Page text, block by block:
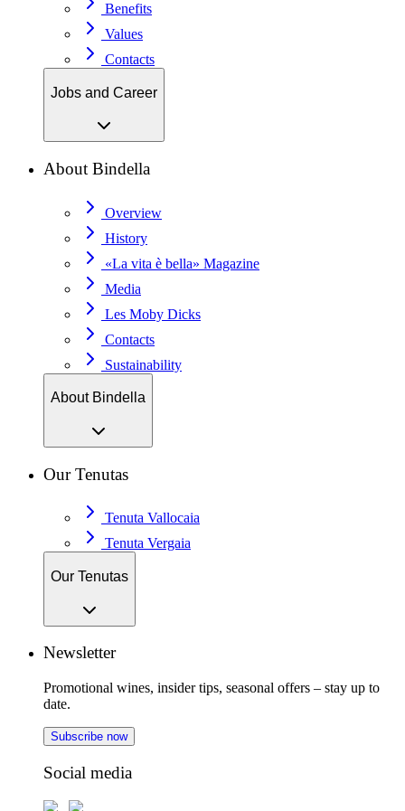
Benefits
Values
Contacts
Jobs and Career
About Bindella
Overview
History
«La vita è bella» Magazine
Media
Les Moby Dicks
Contacts
Sustainability
About Bindella
Our Tenutas
Tenuta Vallocaia
Tenuta Vergaia
Our Tenutas
Newsletter
Promotional wines, insider tips, seasonal offers – stay up to
date.
Subscribe now
Social media